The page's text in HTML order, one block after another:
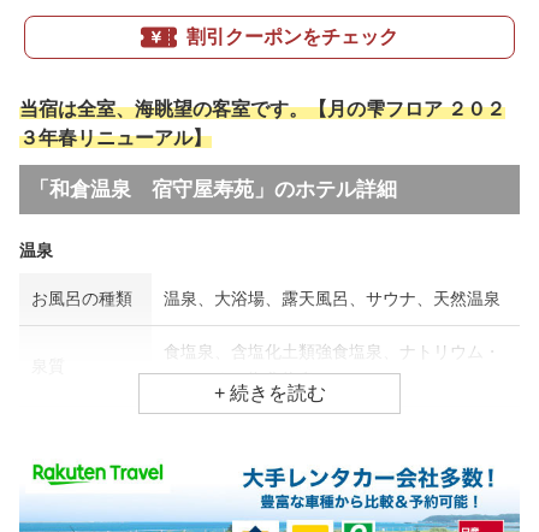
割引クーポンをチェック
当宿は全室、海眺望の客室です。【月の雫フロア ２０２
３年春リニューアル】
「和倉温泉 宿守屋寿苑」のホテル詳細
温泉
お風呂の種類 温泉、大浴場、露天風呂、サウナ、天然温泉
食塩泉、含塩化土類強食塩泉、ナトリウム・
カルシウム塩化物泉
食事場所